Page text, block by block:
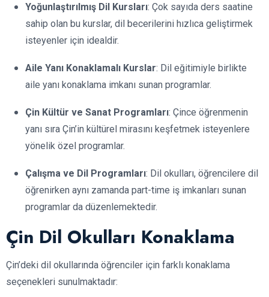
Yoğunlaştırılmış Dil Kursları: Çok sayıda ders saatine
sahip olan bu kurslar, dil becerilerini hızlıca geliştirmek
isteyenler için idealdir.
Aile Yanı Konaklamalı Kurslar: Dil eğitimiyle birlikte
aile yanı konaklama imkanı sunan programlar.
Çin Kültür ve Sanat Programları: Çince öğrenmenin
yanı sıra Çin’in kültürel mirasını keşfetmek isteyenlere
yönelik özel programlar.
Çalışma ve Dil Programları: Dil okulları, öğrencilere dil
öğrenirken aynı zamanda part-time iş imkanları sunan
programlar da düzenlemektedir.
Çin Dil Okulları Konaklama
Çin’deki dil okullarında öğrenciler için farklı konaklama
seçenekleri sunulmaktadır: